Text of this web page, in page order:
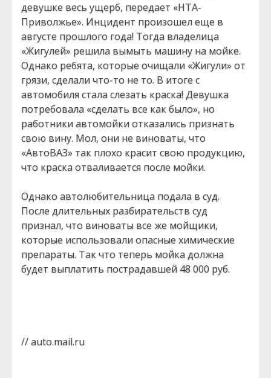
девушке весь ущерб, передает «НТА-
Приволжье». Инцидент произошел еще в
августе прошлого года! Тогда владелица
«Жигулей» решила вымыть машину на мойке.
Однако ребята, которые очищали «Жигули» от
грязи, сделали что-то не то. В итоге с
автомобиля стала слезать краска! Девушка
потребовала «сделать все как было», но
работники автомойки отказались признать
свою вину. Мол, они не виноваты, что
«АвтоВАЗ» так плохо красит свою продукцию,
что краска отваливается после мойки.
Однако автолюбительница подала в суд.
После длительных разбирательств суд
признал, что виноваты все же мойщики,
которые использовали опасные химические
препараты. Так что теперь мойка должна
будет выплатить пострадавшей 48 000 руб.
// auto.mail.ru